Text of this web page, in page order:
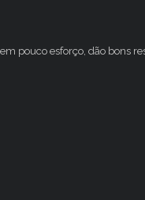
pouco esforço, dão bons